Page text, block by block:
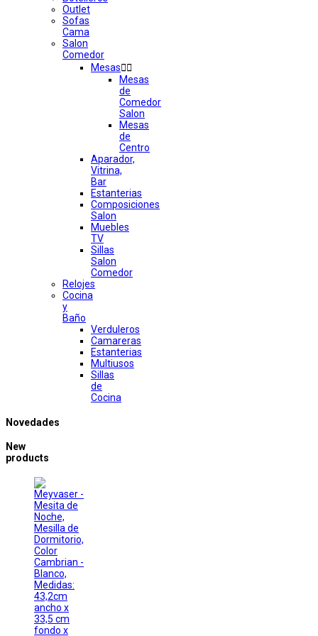
Outlet
Sofas
Cama
Salon
Comedor
Mesas
Mesas
de
Comedor
Salon
Mesas
de
Centro
Aparador,
Vitrina,
Bar
Estanterias
Composiciones
Salon
Muebles
TV
Sillas
Salon
Comedor
Relojes
Cocina
y
Baño
Verduleros
Camareras
Estanterias
Multiusos
Sillas
de
Cocina
Novedades
New
products